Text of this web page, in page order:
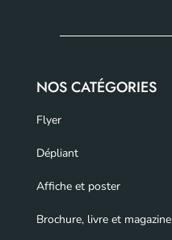
NOS CATÉGORIES
Flyer
Dépliant
Affiche et poster
Brochure, livre et magazine